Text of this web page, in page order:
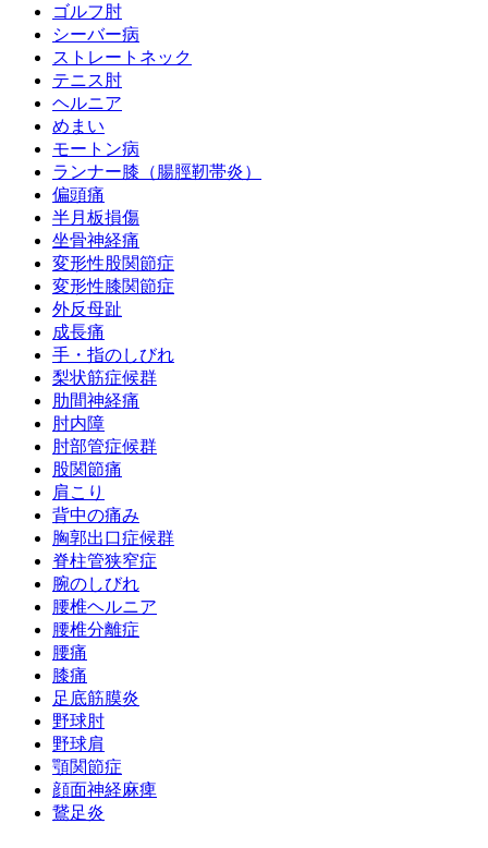
ゴルフ肘
シーバー病
ストレートネック
テニス肘
ヘルニア
めまい
モートン病
ランナー膝（腸脛靭帯炎）
偏頭痛
半月板損傷
坐骨神経痛
変形性股関節症
変形性膝関節症
外反母趾
成長痛
手・指のしびれ
梨状筋症候群
肋間神経痛
肘内障
肘部管症候群
股関節痛
肩こり
背中の痛み
胸郭出口症候群
脊柱管狭窄症
腕のしびれ
腰椎ヘルニア
腰椎分離症
腰痛
膝痛
足底筋膜炎
野球肘
野球肩
顎関節症
顔面神経麻痺
鵞足炎